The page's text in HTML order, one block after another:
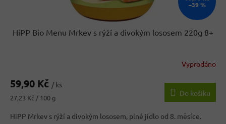
–39 %
HiPP Bio Menu Mrkev s rýží a divokým lososem 220g 8+
Vyprodáno
59,90 Kč / ks
Měrná
27,23 Kč / 100 g
Do košíku
HiPP Mrkev s rýží a divokým lososem, plné jídlo od 8. měsíce.